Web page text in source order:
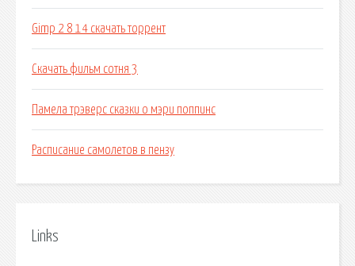
Gimp 2 8 14 скачать торрент
Скачать фильм сотня 3
Памела трэверс сказки о мэри поппинс
Расписание самолетов в пензу
Links